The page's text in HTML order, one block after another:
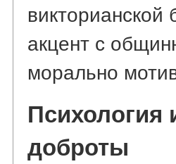
викторианской
акцент с
морально
Психология
доброты